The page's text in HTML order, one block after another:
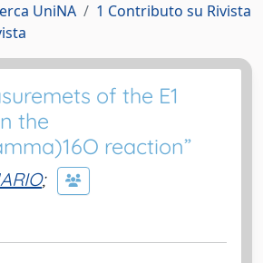
UniNA
1 Contributo su Rivista
of the E1
the
reaction”
;